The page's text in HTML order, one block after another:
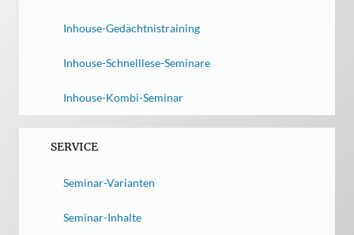
Inhouse-Gedächtnistraining
Inhouse-Schnelllese-Seminare
Inhouse-Kombi-Seminar
SERVICE
Seminar-Varianten
Seminar-Inhalte